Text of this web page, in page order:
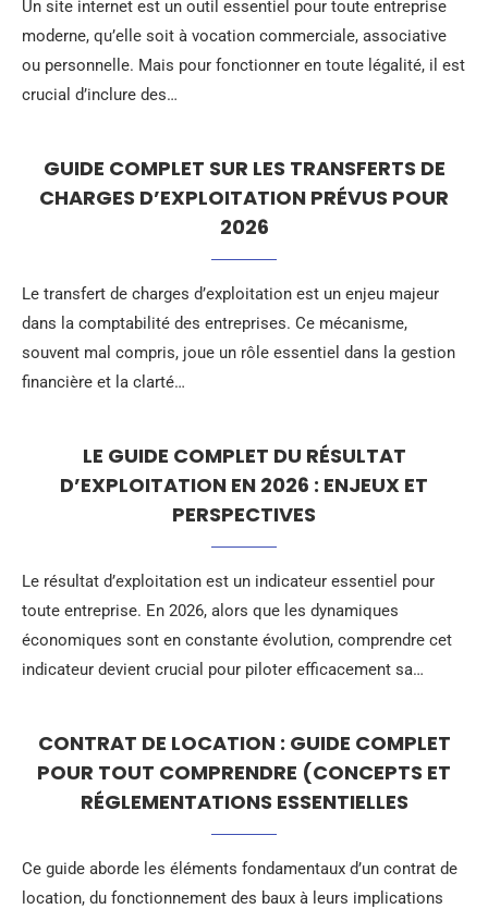
Un site internet est un outil essentiel pour toute entreprise
moderne, qu’elle soit à vocation commerciale, associative
ou personnelle. Mais pour fonctionner en toute légalité, il est
crucial d’inclure des…
GUIDE COMPLET SUR LES TRANSFERTS DE
CHARGES D’EXPLOITATION PRÉVUS POUR
2026
Le transfert de charges d’exploitation est un enjeu majeur
dans la comptabilité des entreprises. Ce mécanisme,
souvent mal compris, joue un rôle essentiel dans la gestion
financière et la clarté…
LE GUIDE COMPLET DU RÉSULTAT
D’EXPLOITATION EN 2026 : ENJEUX ET
PERSPECTIVES
Le résultat d’exploitation est un indicateur essentiel pour
toute entreprise. En 2026, alors que les dynamiques
économiques sont en constante évolution, comprendre cet
indicateur devient crucial pour piloter efficacement sa…
CONTRAT DE LOCATION : GUIDE COMPLET
POUR TOUT COMPRENDRE (CONCEPTS ET
RÉGLEMENTATIONS ESSENTIELLES
Ce guide aborde les éléments fondamentaux d’un contrat de
location, du fonctionnement des baux à leurs implications